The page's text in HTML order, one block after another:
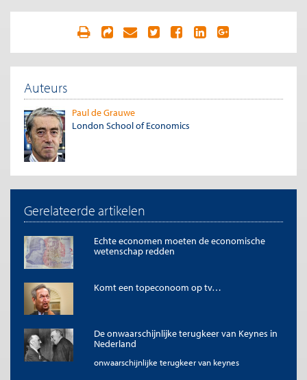
Auteurs
Paul de Grauwe
London School of Economics
Gerelateerde artikelen
Echte economen moeten de economische
wetenschap redden
Komt een topeconoom op tv…
De onwaarschijnlijke terugkeer van Keynes in
Nederland
onwaarschijnlijke terugkeer van keynes